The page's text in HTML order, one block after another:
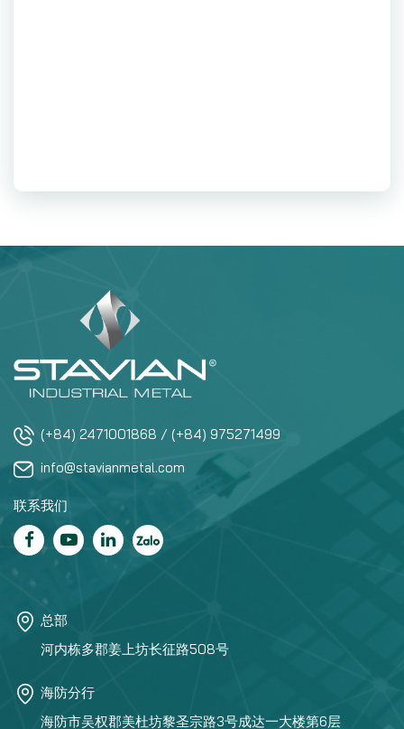
(+84) 2471001868 / (+84) 975271499
info@stavianmetal.com
联系我们
总部
河内栋多郡姜上坊长征路508号
海防分行
海防市吴权郡美杜坊黎圣宗路3号成达一大楼第6层